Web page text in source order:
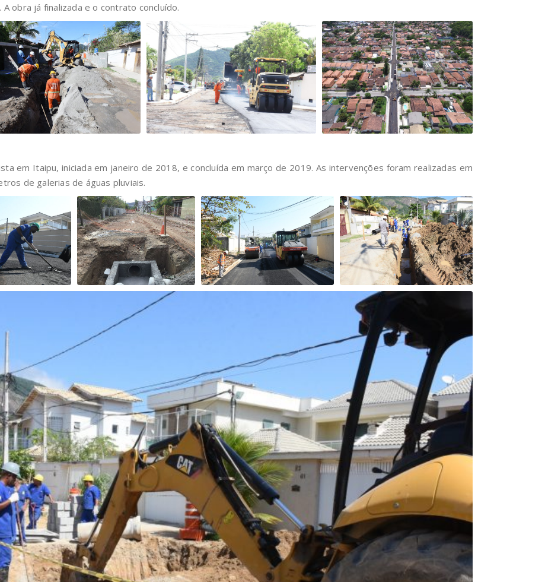
obra já finalizada e o contrato concluído.
em Itaipu, iniciada em janeiro de 2018, e concluída em março de 2019. As intervenções foram realizadas em
de galerias de águas pluviais.